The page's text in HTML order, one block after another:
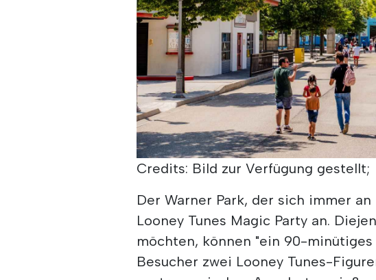
Credits: Bild zur Verfügung gestellt;
Der Warner Park, der sich immer
Looney Tunes Magic Party an.
möchten, können "ein 90-
Besucher zwei Looney Tunes-